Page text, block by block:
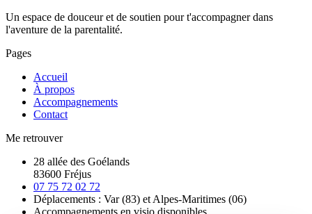
Un espace de douceur et de soutien pour t'accompagner dans
l'aventure de la parentalité.
Pages
Accueil
À propos
Accompagnements
Contact
Me retrouver
28 allée des Goélands
83600 Fréjus
07 75 72 02 72
Déplacements : Var (83) et Alpes-Maritimes (06)
Accompagnements en visio disponibles